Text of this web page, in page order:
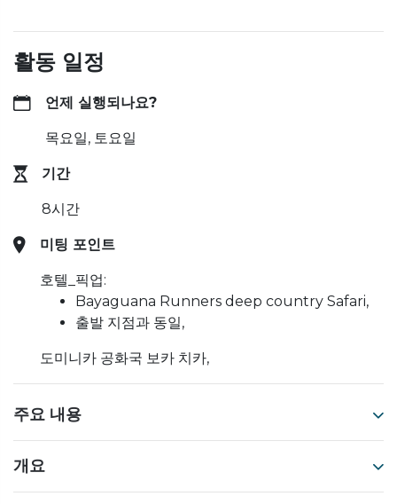
활동 일정
언제 실행되나요?
목요일, 토요일
기간
8시간
미팅 포인트
호텔_픽업:
Bayaguana Runners deep country Safari,
출발 지점과 동일,
도미니카 공화국 보카 치카,
주요 내용
개요